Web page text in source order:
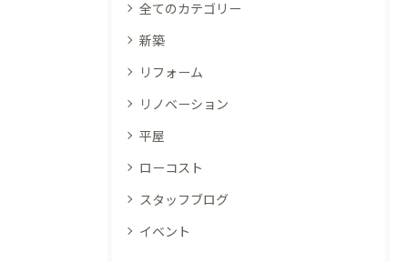
全てのカテゴリー
新築
リフォーム
リノベーション
平屋
ローコスト
スタッフブログ
イベント